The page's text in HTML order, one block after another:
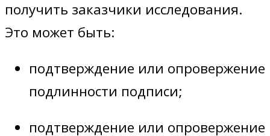
получить заказчики исследования.
Это может быть:
подтверждение или опровержение
подлинности подписи;
подтверждение или опровержение